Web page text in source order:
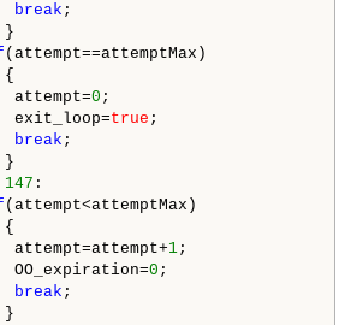
break ;
(attempt==attemptMax)
0 ;
true ;
break ;
147 :
(attempt<attemptMax)
1;
0 ;
break ;